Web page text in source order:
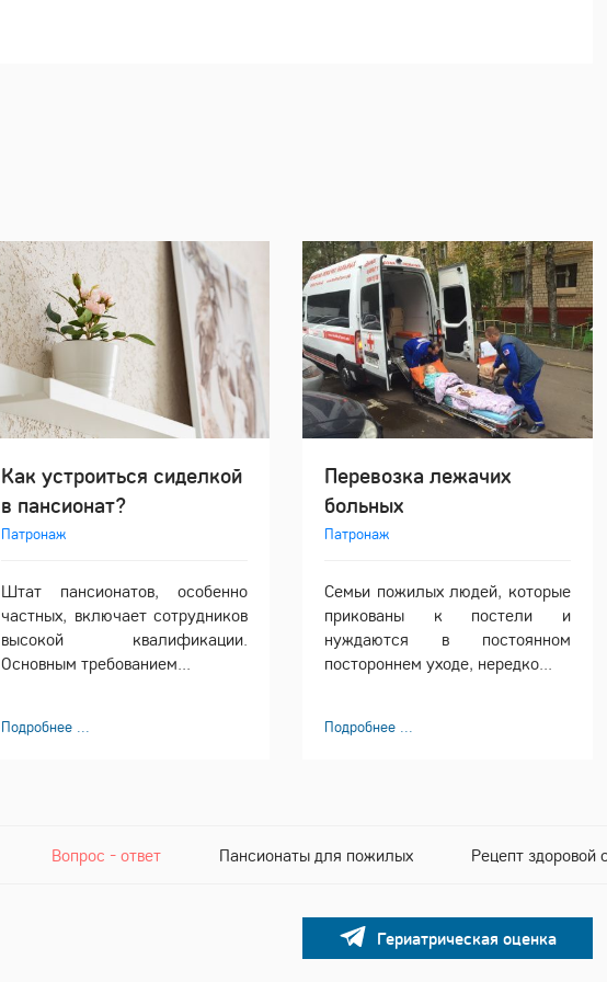
Как устроиться сиделкой
в пансионат?
Патронаж
Штат пансионатов, особенно
частных, включает сотрудников
высокой квалификации.
Основным требованием...
Подробнее ...
Перевозка лежачих
больных
Патронаж
Семьи пожилых людей, которые
прикованы к постели и
нуждаются в постоянном
постороннем уходе, нередко...
Подробнее ...
Вопрос - ответ Пансионаты для пожилых Рецепт здоровой
Гериатрическая оценка